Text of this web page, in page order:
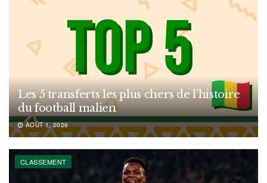
Les 5 transferts les plus chers de l’histoire
du football malien
AOÛT 1, 2026
CLASSEMENT